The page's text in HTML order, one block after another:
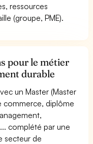
ressources
(groupe, PME).
pour le métier
durable
un Master (Master
commerce, diplôme
complété par une
secteur de